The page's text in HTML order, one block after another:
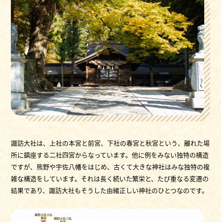
諏訪大社は、上社の本宮と前宮、下社の春宮と秋宮という、離れた場
所に鎮座する二社四宮からなっています。他に例をみない独特の構造
ですが、熊野や宇佐八幡をはじめ、古くて大きな神社はみな独特の複
雑な構造をしています。それは長く続いた繁栄と、たび重なる変遷の
結果であり、諏訪大社もそうした由緒正しい神社のひとつなのです。